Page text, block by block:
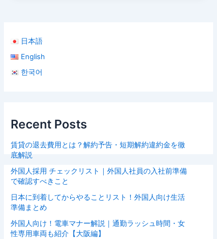
日本語
English
한국어
Recent Posts
賃貸の退去費用とは？解約予告・短期解約違約金を徹
底解説
外国人採用 チェックリスト｜外国人社員の入社前準備
で確認すべきこと
日本に到着してからやることリスト！外国人向け生活
準備まとめ
外国人向け！電車マナー解説｜通勤ラッシュ時間・女
性専用車両も紹介【大阪編】